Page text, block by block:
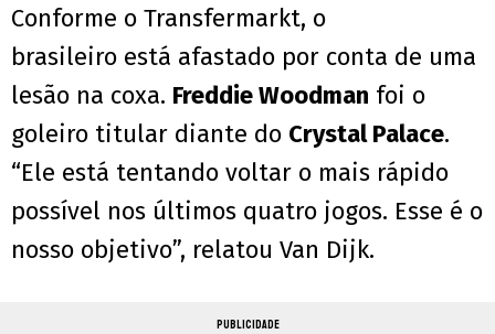
Conforme o Transfermarkt, o
brasileiro está afastado por conta de uma
lesão na coxa. Freddie Woodman foi o
goleiro titular diante do Crystal Palace.
“Ele está tentando voltar o mais rápido
possível nos últimos quatro jogos. Esse é o
nosso objetivo”, relatou Van Dijk.
PUBLICIDADE